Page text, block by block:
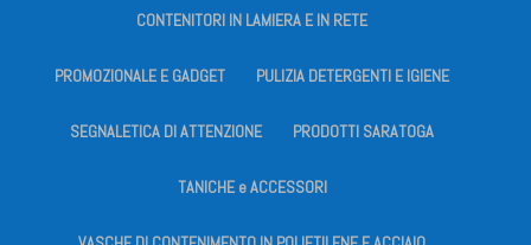
CONTENITORI IN LAMIERA E IN RETE
PROMOZIONALE E GADGET PULIZIA DETERGENTI E IGIENE
SEGNALETICA DI ATTENZIONE PRODOTTI SARATOGA
TANICHE e ACCESSORI